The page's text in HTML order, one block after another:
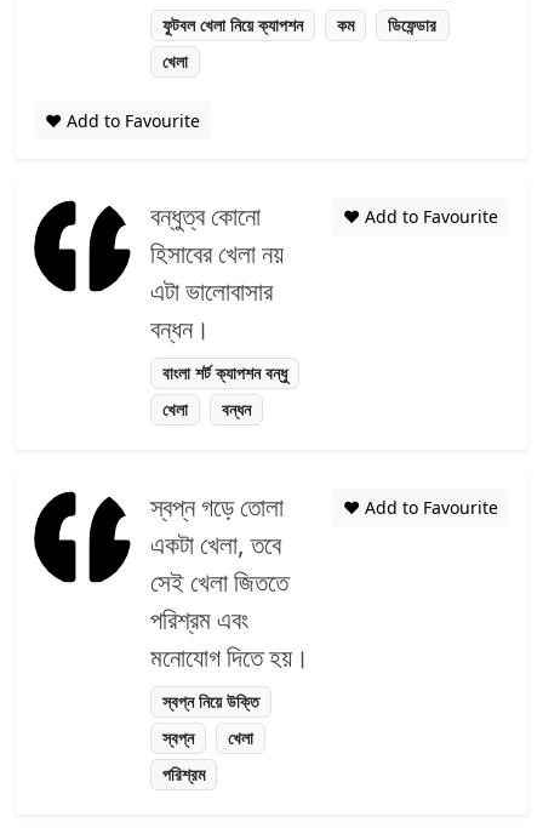
ফুটবল খেলা নিয়ে ক্যাপশন কম
ডিফেন্ডার
খেলা
❤️ Add to Favourite
বন্ধুত্ব কোনো
হিসাবের খেলা নয়
এটা ভালোবাসার
বন্ধন।
বাংলা শর্ট ক্যাপশন বন্ধু
খেলা
বন্ধন
❤️ Add to Favourite
স্বপ্ন গড়ে তোলা
একটা খেলা, তবে
সেই খেলা জিততে
পরিশ্রম এবং
মনোযোগ দিতে হয়।
স্বপ্ন নিয়ে উক্তি
স্বপ্ন
খেলা
পরিশ্রম
❤️ Add to Favourite